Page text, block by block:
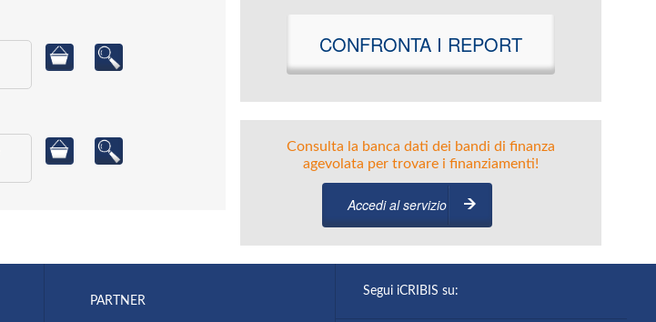
CONFRONTA I REPORT
Consulta la banca dati dei bandi di finanza
agevolata per trovare i finanziamenti!
Accedi al servizio
PARTNER
Segui iCRIBIS su: